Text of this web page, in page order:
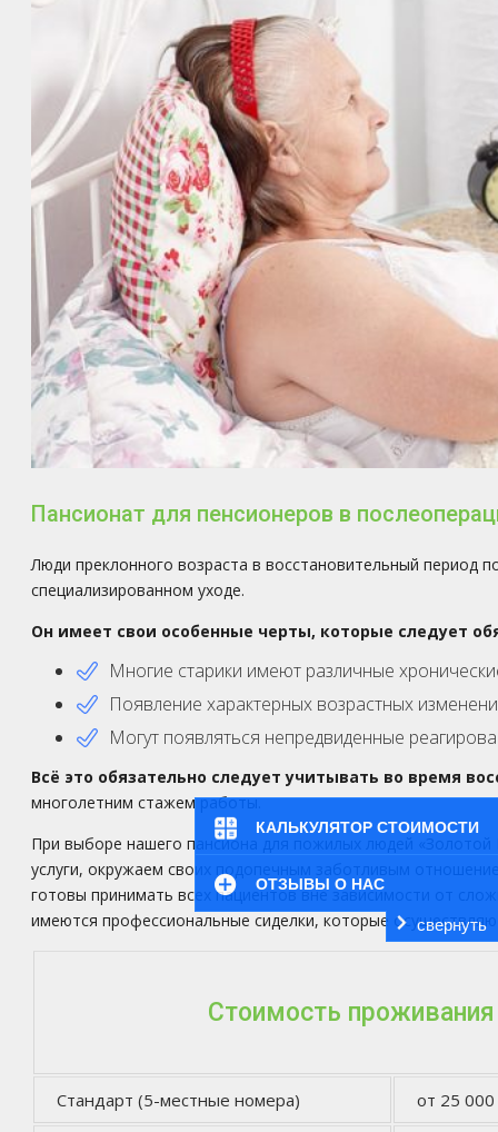
КАЛЬКУЛЯТОР СТОИМОСТИ
ОТЗЫВЫ О НАС
свернуть
Пансионат для пенсионеров в
Люди преклонного возраста в восстановительный период
специализированном уходе.
Он имеет свои особенные черты, которые следует
Многие старики имеют различные
Появление характерных возрастных
Могут появляться непредвиденные
Всё это обязательно следует учитывать во время
многолетним стажем работы.
При выборе нашего пансиона для пожилых людей
услуги, окружаем своих подопечным заботливым
готовы принимать всех пациентов вне зависимости от
имеются профессиональные сиделки, которые
Стоимость проживания
Стандарт (5-местные номера) от 25 000